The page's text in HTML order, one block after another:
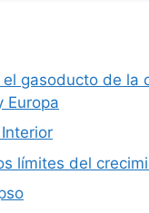
gasoducto de la
Europa
límites del